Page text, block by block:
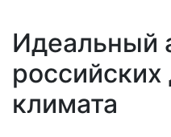
Идеальный
российских
климата